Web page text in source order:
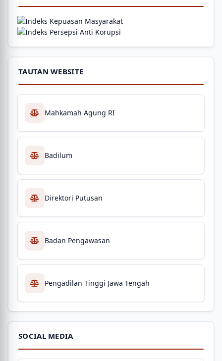
TAUTAN WEBSITE
Mahkamah Agung RI
Badilum
Direktori Putusan
Badan Pengawasan
Pengadilan Tinggi Jawa Tengah
SOCIAL MEDIA